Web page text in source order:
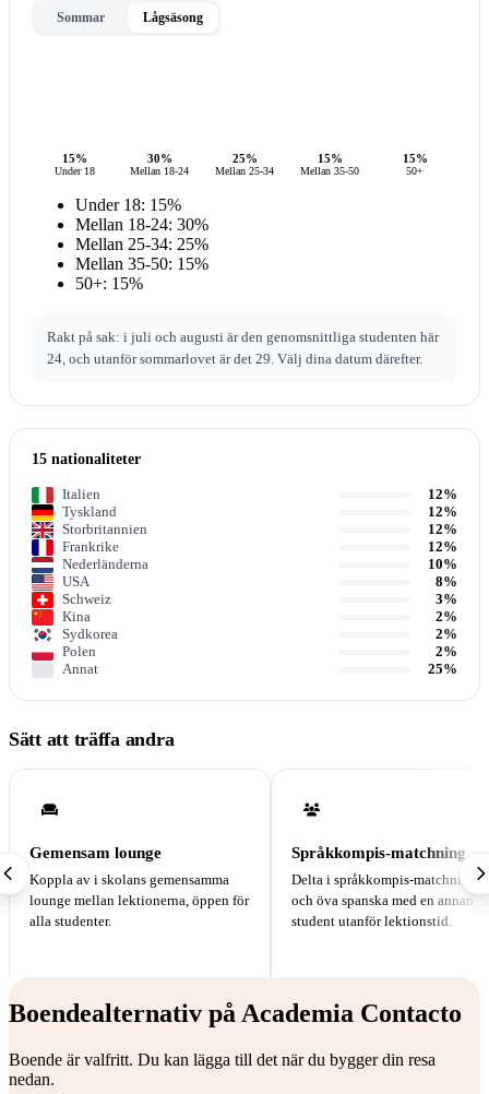
Sommar Lågsäsong
15%
Under 18
30%
Mellan 18-24
25%
Mellan 25-34
15%
Mellan 35-50
15%
50+
Under 18: 15%
Mellan 18-24: 30%
Mellan 25-34: 25%
Mellan 35-50: 15%
50+: 15%
Rakt på sak: i juli och augusti är den genomsnittliga studenten här
24, och utanför sommarlovet är det 29. Välj dina datum därefter.
15 nationaliteter
Italien
12%
Tyskland
12%
Storbritannien
12%
Frankrike
12%
Nederländerna
10%
USA
8%
Schweiz
3%
Kina
2%
Sydkorea
2%
Polen
2%
Annat
25%
Sätt att träffa andra
Gemensam lounge
Koppla av i skolans gemensamma
lounge mellan lektionerna, öppen för
alla studenter.
Språkkompis-matchning
Delta i språkkompis-
och öva spanska med en annan
student utanför lektionstid.
Boendealternativ på Academia Contacto
Boende är valfritt. Du kan lägga till det när du bygger din resa
nedan.